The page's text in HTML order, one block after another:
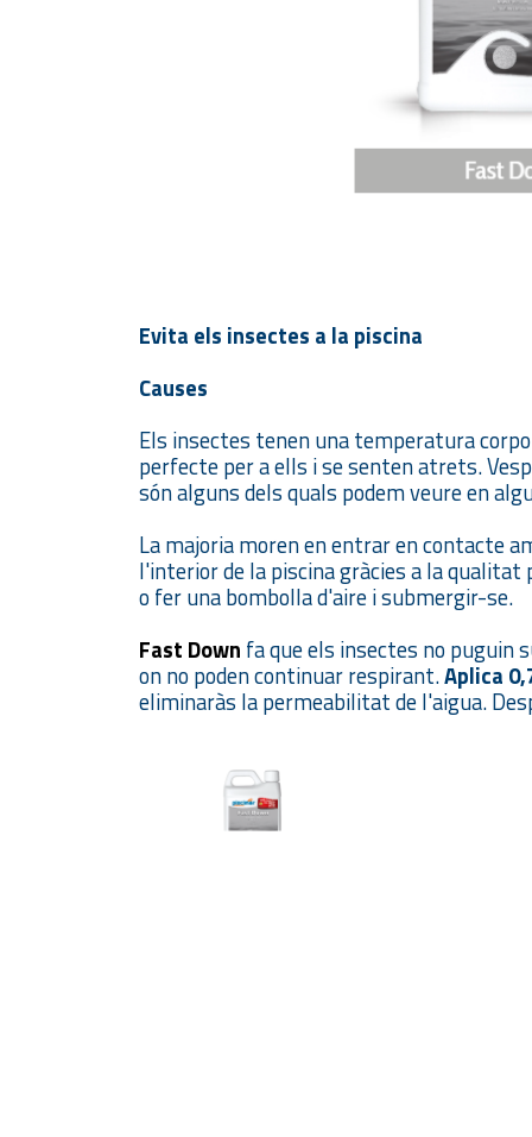
Evita els insectes a la piscina
Causes
Els insectes tenen una temperatura
perfecte per a ells i se senten atrets.
són alguns dels quals podem veure en
La majoria moren en entrar en contacte
l'interior de la piscina gràcies a la
o fer una bombolla d'aire i submergir-se.
Fast Down fa que els insectes no puguin
on no poden continuar respirant.Aplica
eliminaràs la permeabilitat de l'aigua.